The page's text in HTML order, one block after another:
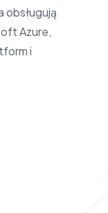
obsługują
Azure,
i